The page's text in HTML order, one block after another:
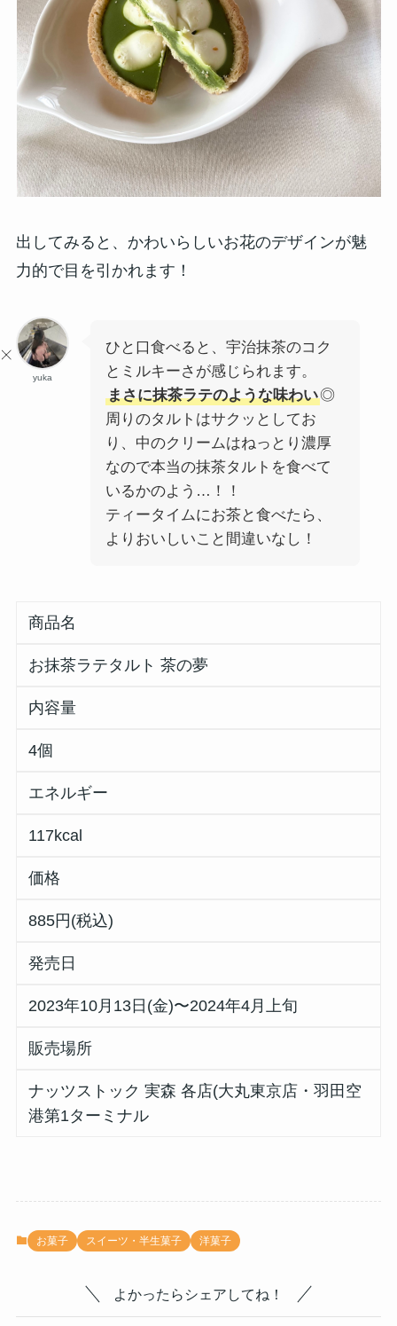
出してみると、かわいらしいお花のデザインが魅
力的で目を引かれます！
yuka
ひと口食べると、宇治抹茶のコク
とミルキーさが感じられます。
まさに抹茶ラテのような味わい◎
周りのタルトはサクッとしてお
り、中のクリームはねっとり濃厚
なので本当の抹茶タルトを食べて
いるかのよう…！！
ティータイムにお茶と食べたら、
よりおいしいこと間違いなし！
商品名
お抹茶ラテタルト 茶の夢
内容量
4個
エネルギー
117kcal
価格
885円(税込)
発売日
2023年10月13日(金)〜2024年4月上旬
販売場所
ナッツストック 実森 各店(大丸東京店・羽田空
港第1ターミナル
お菓子 スイーツ・半生菓子 洋菓子
よかったらシェアしてね！